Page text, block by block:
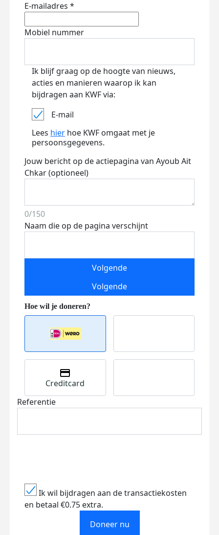
E-mailadres *
Mobiel nummer
Ik blijf graag op de hoogte van nieuws,
acties en manieren waarop ik kan
bijdragen aan KWF via:
E-mail
Lees hier hoe KWF omgaat met je
persoonsgegevens.
Jouw bericht op de actiepagina van Ayoub Ait
Chkar (optioneel)
0/150
Naam die op de pagina verschijnt
Volgende
Volgende
Creditcard
Referentie
Ik wil bijdragen aan de transactiekosten
en betaal €0.75 extra.
Doneer nu